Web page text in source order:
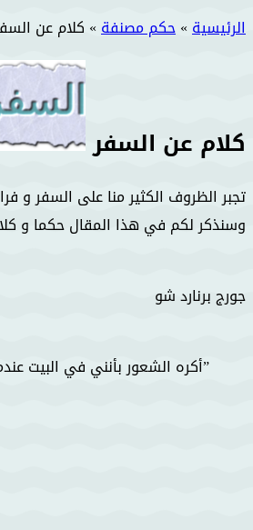
الرئيسية»حكم مصنفة» كلام عن
كلام عن السفر
تجبر الظروف الكثير منا على السفر و
وسنذكر لكم في هذا المقال حكما و
جورج برنارد شو
أكره الشعور بأنني في البيت